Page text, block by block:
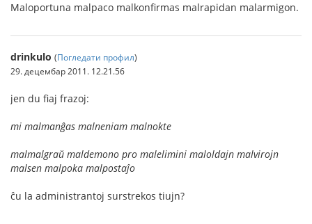
Maloportuna malpaco malkonfirmas malrapidan malarmigon.
drinkulo (Погледати профил)
29. децембар 2011. 12.21.56
jen du fiaj frazoj:
mi malmanĝas malneniam malnokte
malmalgraŭ maldemono pro malelimini maloldajn malvirojn
malsen malpoka malpostaĵo
ĉu la administrantoj surstrekos tiujn?